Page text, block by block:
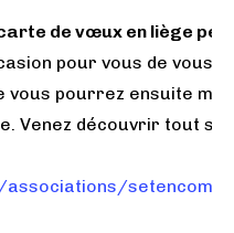
de vœux en liège
pour vous de vous
vous pourrez ensuite
Venez découvrir tout
associations/